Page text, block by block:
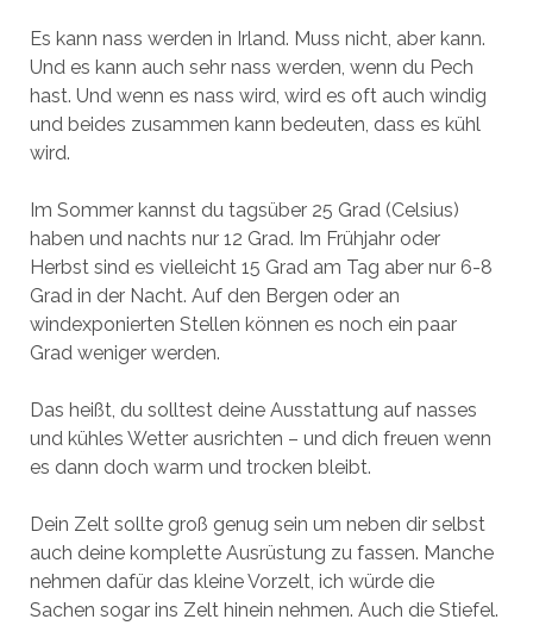
Es kann nass werden in Irland. Muss nicht, aber kann.
Und es kann auch sehr nass werden, wenn du Pech
hast. Und wenn es nass wird, wird es oft auch windig
und beides zusammen kann bedeuten, dass es kühl
wird.
Im Sommer kannst du tagsüber 25 Grad (Celsius)
haben und nachts nur 12 Grad. Im Frühjahr oder
Herbst sind es vielleicht 15 Grad am Tag aber nur 6-8
Grad in der Nacht. Auf den Bergen oder an
windexponierten Stellen können es noch ein paar
Grad weniger werden.
Das heißt, du solltest deine Ausstattung auf nasses
und kühles Wetter ausrichten – und dich freuen wenn
es dann doch warm und trocken bleibt.
Dein Zelt sollte groß genug sein um neben dir selbst
auch deine komplette Ausrüstung zu fassen. Manche
nehmen dafür das kleine Vorzelt, ich würde die
Sachen sogar ins Zelt hinein nehmen. Auch die Stiefel.